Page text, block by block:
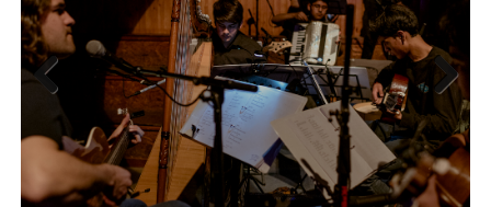
Previous Next